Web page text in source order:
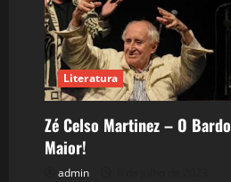
Literatura
Zé Celso Martinez – O Bardo
Maior!
admin